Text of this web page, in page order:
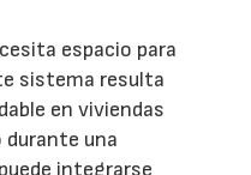
espacio para
sistema resulta
en viviendas
una
integrarse